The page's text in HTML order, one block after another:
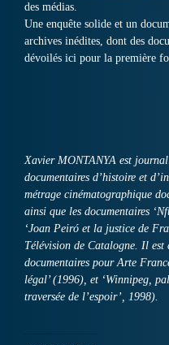
des médias.
Une enquête solide et un
archives inédites, dont des
dévoilés ici pour la première
Xavier MONTANYA est
documentaires d’histoire et
métrage cinématographique
ainsi que les documentaires
‘Joan Peiró et la justice de
Télévision de Catalogne. Il est
documentaires pour Arte
légal’ (1996), et ‘Winnipeg,
traversée de l’espoir’, 1998).